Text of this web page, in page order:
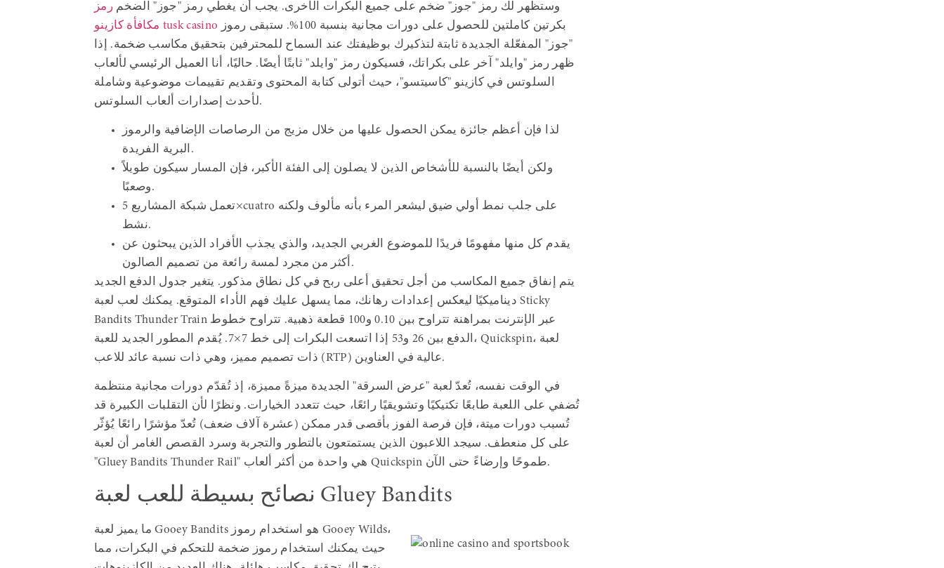
وستظهر لك رمز "جوز" ضخم على جميع البكرات الأخرى. يجب أن يغطي رمز "جوز" الضخم رمز
مكافأة كازينو tusk casino
"جوز" المفعّلة الجديدة ثابتة لتذكيرك بوظيفتك عند السماح للمحترفين بتحقيق مكاسب ضخمة. إذا
ظهر رمز "وايلد" آخر على بكراتك، فسيكون رمز "وايلد" ثابتًا أيضًا. حاليًا، أنا العميل الرئيسي لألعاب
السلوتس في كازينو "كاسيتسو"، حيث أتولى كتابة المحتوى وتقديم تقييمات موضوعية وشاملة
لأحدث إصدارات ألعاب السلوتس.
لذا فإن أعظم جائزة يمكن الحصول عليها من خلال مزيج من الرصاصات الإضافية والرموز
البرية الفريدة.
ولكن أيضًا بالنسبة للأشخاص الذين لا يصلون إلى الفئة الأكبر، فإن المسار سيكون طويلاً
وصعبًا.
تعمل شبكة المشاريع 5×cuatro على جلب نمط أولي ضيق ليشعر المرء بأنه مألوف ولكنه
نشط.
يقدم كل منها مفهومًا فريدًا للموضوع الغربي الجديد، والذي يجذب الأفراد الذين يبحثون عن
أكثر من مجرد لمسة رائعة من تصميم الصالون.
يتم إنفاق جميع المكاسب من أجل تحقيق أعلى ربح في كل نطاق مذكور. يتغير جدول الدفع الجديد
ديناميكيًا ليعكس إعدادات رهانك، مما يسهل عليك فهم الأداء المتوقع. يمكنك لعب لعبة Sticky
Bandits Thunder Train عبر الإنترنت بمراهنة تتراوح بين 0.10 و100 قطعة ذهبية. تتراوح خطوط
الدفع بين 26 و53 إذا اتسعت البكرات إلى خط 7×7. يُقدم المطور الجديد للعبة، Quickspin، لعبة
ذات تصميم مميز، وهي ذات نسبة عائد للاعب (RTP) عالية في العناوين.
في الوقت نفسه، تُعدّ لعبة "عرض السرقة" الجديدة ميزةً مميزة، إذ تُقدّم دورات مجانية منتظمة
تُضفي على اللعبة طابعًا تكتيكيًا وتشويقيًا رائعًا، حيث تتعدد الخيارات. ونظرًا لأن التقلبات الكبيرة قد
تُسبب دورات ميتة، فإن فرصة الفوز بأقصى قدر ممكن (عشرة آلاف ضعف) تُعدّ مؤشرًا رائعًا يُؤثّر
على كل منعطف. سيجد اللاعبون الذين يستمتعون بالتطور والتجربة وسرد القصص الغامر أن لعبة
"Gluey Bandits Thunder Rail" هي واحدة من أكثر ألعاب Quickspin طموحًا وإرضاءً حتى الآن.
نصائح بسيطة للعب لعبة Gluey Bandits
ما يميز لعبة Gooey Bandits هو استخدام رموز Gooey Wilds،
حيث يمكنك استخدام رموز ضخمة للتحكم في البكرات، مما